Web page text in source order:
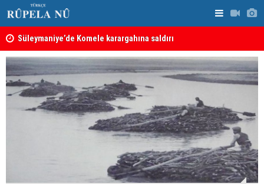
Süleymaniye’de Komele karargahına saldırı
sonuçlar